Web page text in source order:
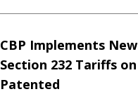
CBP Implements New
Section 232 Tariffs on
Patented